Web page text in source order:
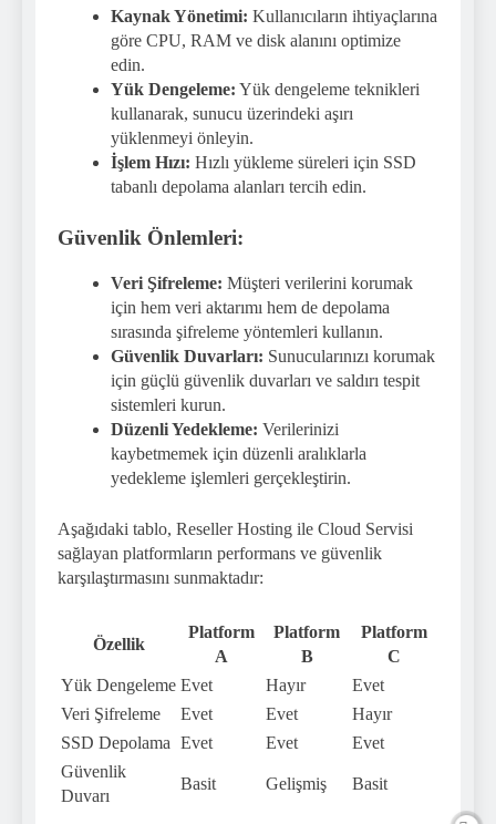
Kaynak Yönetimi: Kullanıcıların ihtiyaçlarına
göre CPU, RAM ve disk alanını optimize
edin.
Yük Dengeleme: Yük dengeleme teknikleri
kullanarak, sunucu üzerindeki aşırı
yüklenmeyi önleyin.
İşlem Hızı: Hızlı yükleme süreleri için SSD
tabanlı depolama alanları tercih edin.
Güvenlik Önlemleri:
Veri Şifreleme: Müşteri verilerini korumak
için hem veri aktarımı hem de depolama
sırasında şifreleme yöntemleri kullanın.
Güvenlik Duvarları: Sunucularınızı korumak
için güçlü güvenlik duvarları ve saldırı tespit
sistemleri kurun.
Düzenli Yedekleme: Verilerinizi
kaybetmemek için düzenli aralıklarla
yedekleme işlemleri gerçekleştirin.
Aşağıdaki tablo, Reseller Hosting ile Cloud Servisi
sağlayan platformların performans ve güvenlik
karşılaştırmasını sunmaktadır:
Özellik
Platform
A
Platform
B
Platform
C
Yük Dengeleme Evet Hayır
Evet
Veri Şifreleme
Evet Evet
Hayır
SSD Depolama Evet Evet
Evet
Güvenlik
Duvarı
Basit Gelişmiş Basit